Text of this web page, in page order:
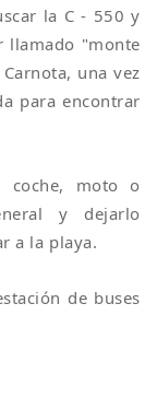
la C - 550 y
llamado "monte
una vez
para encontrar
coche, moto o
y dejarlo
a la playa.
de buses